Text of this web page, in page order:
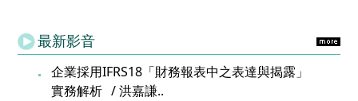
最新影音
企業採用IFRS18「財務報表中之表達與揭露」
實務解析
洪嘉謙..